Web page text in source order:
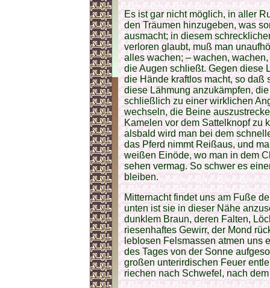
Es ist gar nicht möglich, in aller
den Träumen hinzugeben, was
ausmacht; in diesem
verloren glaubt, muß man
alles wachen; – wachen,
die Augen schließt. Gegen diese
die Hände kraftlos macht, so daß
diese Lähmung anzukämpfen,
schließlich zu einer wirklichen
wechseln, die Beine
Kamelen vor dem Sattelknopf zu
alsbald wird man bei dem
das Pferd nimmt Reißaus, und
weißen Einöde, wo man in dem
sehen vermag. So schwer es
bleiben.
Mitternacht findet uns am Fuße
unten ist sie in dieser Nähe
dunklem Braun, deren Falten,
riesenhaftes Gewirr, der Mond
leblosen Felsmassen atmen uns
des Tages von der Sonne
großen unterirdischen Feuer
riechen nach Schwefel, nach